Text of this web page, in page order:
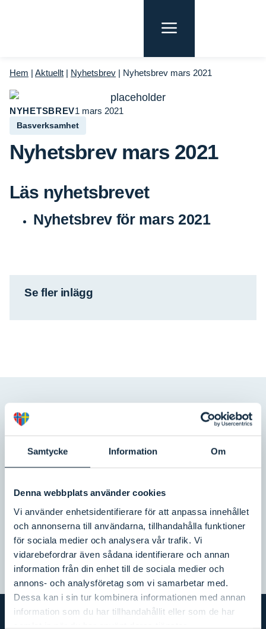
Samtycke Information Om
Denna webbplats använder cookies
Vi använder enhetsidentifierare för att anpassa innehållet
och annonserna till användarna, tillhandahålla funktioner
för sociala medier och analysera vår trafik. Vi
vidarebefordrar även sådana identifierare och annan
information från din enhet till de sociala medier och
annons- och analysföretag som vi samarbetar med.
Dessa kan i sin tur kombinera informationen med annan
information som du har tillhandahållit eller som de har
Hem | Aktuellt | Nyhetsbrev | Nyhetsbrev mars 2021
NYHETSBREV1 mars 2021
Basverksamhet
Nyhetsbrev mars 2021
Läs nyhetsbrevet
Nyhetsbrev för mars 2021
Se fler inlägg
på vårt nyhetsbrev
Fyra gånger om året skickar vi på
Svinesundskommittén ut vårt nyhetsbrev. I
med, informerar om genomförda och kommande
arrangemang, och delar annan information som kan
vara intressant för våra läsare.
Anmäl dig här